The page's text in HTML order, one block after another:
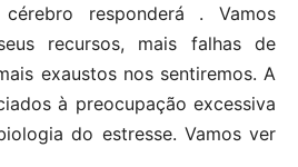
responderá . Vamos
recursos, mais falhas de
exaustos nos sentiremos. A
à preocupação excessiva
do estresse. Vamos ver